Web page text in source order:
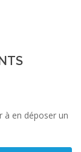
à en déposer un